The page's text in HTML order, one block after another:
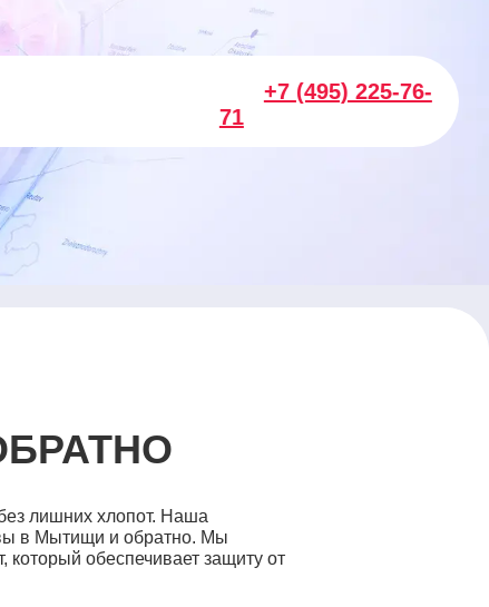
+7 (495) 225-76-
71
лишних хлопот. Наша
в Мытищи и обратно. Мы
который обеспечивает защиту от